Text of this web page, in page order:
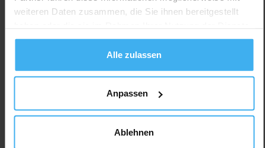
weiteren Daten zusammen, die Sie ihnen bereitgestellt
gesammelt haben.
Alle zulassen
Anpassen
Ablehnen
Jetzt Anrufen